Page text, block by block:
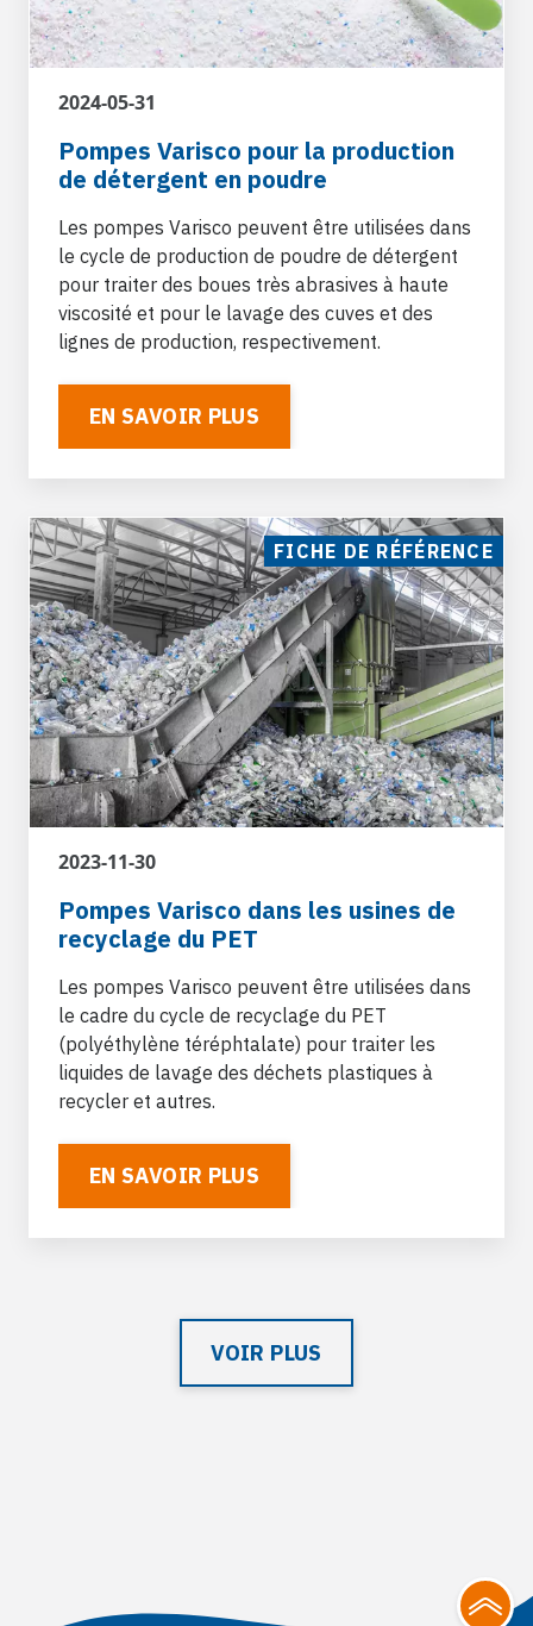
2024-05-31
Pompes Varisco pour la production
de détergent en poudre
Les pompes Varisco peuvent être utilisées dans
le cycle de production de poudre de détergent
pour traiter des boues très abrasives à haute
viscosité et pour le lavage des cuves et des
lignes de production, respectivement.
EN SAVOIR PLUS
2023-11-30
FICHE DE RÉFÉRENCE
Pompes Varisco dans les usines de
recyclage du PET
Les pompes Varisco peuvent être utilisées dans
le cadre du cycle de recyclage du PET
(polyéthylène téréphtalate) pour traiter les
liquides de lavage des déchets plastiques à
recycler et autres.
EN SAVOIR PLUS
VOIR PLUS